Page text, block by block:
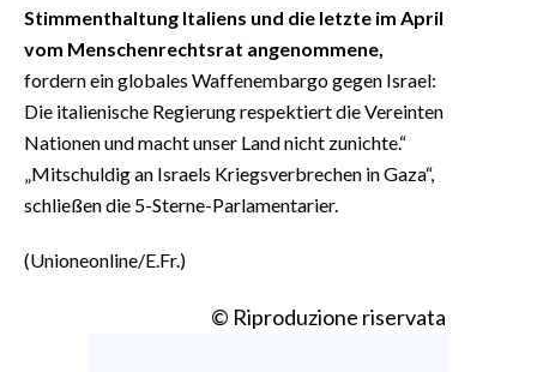
Stimmenthaltung Italiens und die letzte im April
vom Menschenrechtsrat angenommene,
fordern ein globales Waffenembargo gegen Israel:
Die italienische Regierung respektiert die Vereinten
Nationen und macht unser Land nicht zunichte.“
„Mitschuldig an Israels Kriegsverbrechen in Gaza“,
schließen die 5-Sterne-Parlamentarier.
(Unioneonline/E.Fr.)
© Riproduzione riservata